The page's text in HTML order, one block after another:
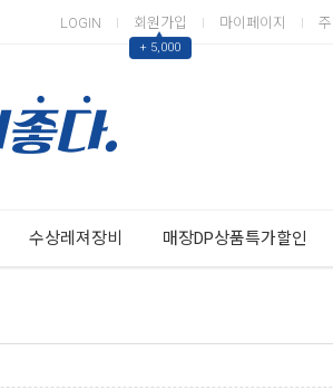
LOGIN 회원가입
▲
+ 5,000
마이페이지
수상레져장비 매장DP상품특가할인